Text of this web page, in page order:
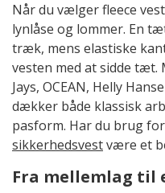
Når du vælger fleece
lynlåse og lommer. En
træk, mens elastiske
vesten med at sidde tæt.
Jays, OCEAN, Helly
dækker både klassisk
pasform. Har du brug
sikkerhedsvestvære et
Fra mellemlag til